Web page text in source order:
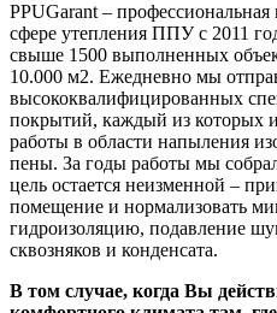
PPUGarant – профессиональная
сфере утепления ППУ с 2011
свыше 1500 выполненных
10.000 м2. Ежедневно мы
высококвалифицированных
покрытий, каждый из которых
работы в области напыления
пены. За годы работы мы
цель остается неизменной –
помещение и нормализовать
гидроизоляцию, подавление
сквозняков и конденсата.
В том случае, когда Вы